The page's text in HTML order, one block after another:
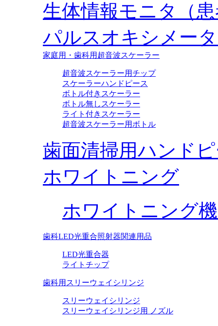
生体情報モニタ（
パルスオキシメー
家庭用・歯科用超音波スケーラー
超音波スケーラー用チップ
スケーラーハンドピース
ボトル付きスケーラー
ボトル無しスケーラー
ライト付きスケーラー
超音波スケーラー用ボトル
歯面清掃用ハンド
ホワイトニング
ホワイトニング
歯科LED光重合照射器関連用品
LED光重合器
ライトチップ
歯科用スリーウェイシリンジ
スリーウェイシリンジ
スリーウェイシリンジ用 ノズル